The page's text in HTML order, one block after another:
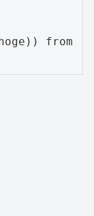
from